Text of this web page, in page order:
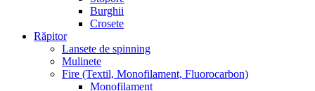
Burghii
Crosete
Răpitor
Lansete de spinning
Mulinete
Fire (Textil, Monofilament, Fluorocarbon)
Monofilament